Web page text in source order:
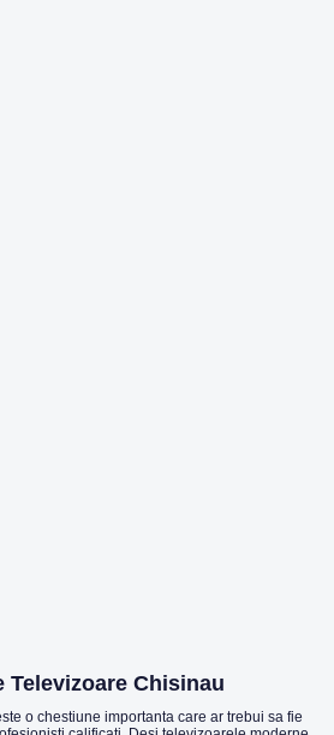
Televizoare Chisinau
o chestiune importanta care ar trebui sa fie